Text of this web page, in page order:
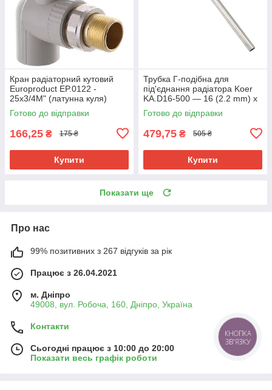
Кран радіаторний кутовий
Europroduct EP.0122 -
25x3/4M" (латунна куля)
(EP4047)
Готово до відправки
166,25 ₴ 175 ₴
Купити
Трубка Г-подібна для
під'єднання радіатора Koer
KA.D16-500 — 16 (2.2 mm) x
15-500 mm (KR4904)
Готово до відправки
479,75 ₴ 505 ₴
Купити
Показати ще
Про нас
99% позитивних з 267 відгуків за рік
Працює з 26.04.2021
м. Дніпро
49008, вул. Робоча, 160, Дніпро, Україна
Контакти
Сьогодні працює з 10:00 до 20:00
Показати весь графік роботи
КНОПКА
ЗВ'ЯЗКУ